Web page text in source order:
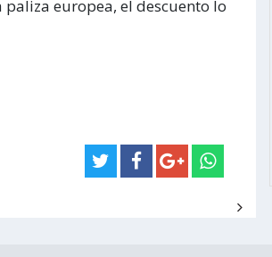
paliza europea, el descuento lo